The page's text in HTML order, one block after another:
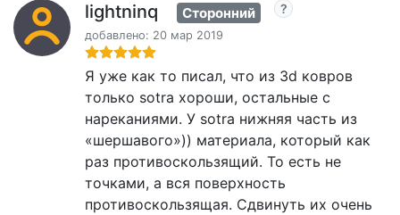
lightninq Сторонний
добавлено: 20 мар 2019
Я уже как то писал, что из 3d ковров
только sotra хороши, остальные с
нареканиями. У sotra нижняя часть из
«шершавого»)) материала, который как
раз противоскользящий. То есть не
точками, а вся поверхность
противоскользящая. Сдвинуть их очень